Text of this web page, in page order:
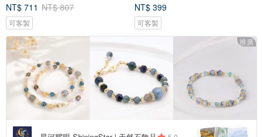
NT$ 711 NT$ 807
可客製
NT$ 399
可客製
推廣